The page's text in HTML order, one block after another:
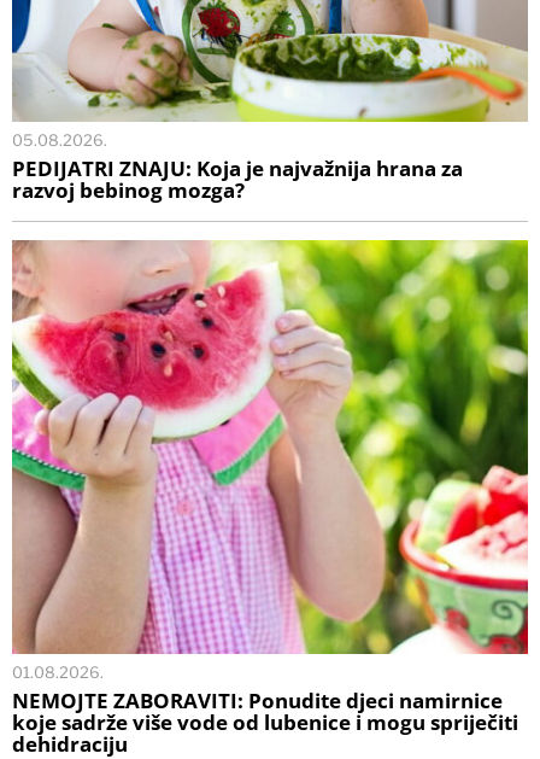
05.08.2026.
PEDIJATRI ZNAJU: Koja je najvažnija hrana za
razvoj bebinog mozga?
01.08.2026.
NEMOJTE ZABORAVITI: Ponudite djeci namirnice
koje sadrže više vode od lubenice i mogu spriječiti
dehidraciju